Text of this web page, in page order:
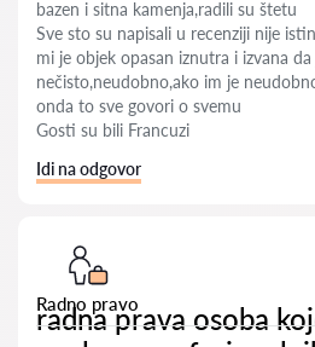
bazen i sitna kamenja,radili su štetu
Sve sto su napisali u recenziji nije
mi je objek opasan iznutra i izvana
nečisto,neudobno,ako im je
onda to sve govori o svemu
Gosti su bili Francuzi
Idi na odgovor
Radno pravo
radna prava osoba